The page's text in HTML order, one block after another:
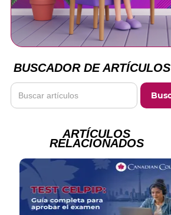
BUSCADOR DE ARTÍCULOS
ARTÍCULOS
RELACIONADOS